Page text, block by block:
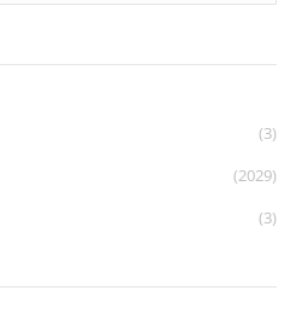
(3)
(2029)
(3)